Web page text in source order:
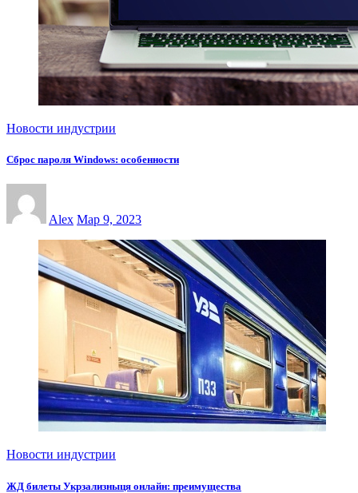
Новости индустрии
Сброс пароля Windows: особенности
Alex Мар 9, 2023
Новости индустрии
ЖД билеты Укрзализныця онлайн: преимущества